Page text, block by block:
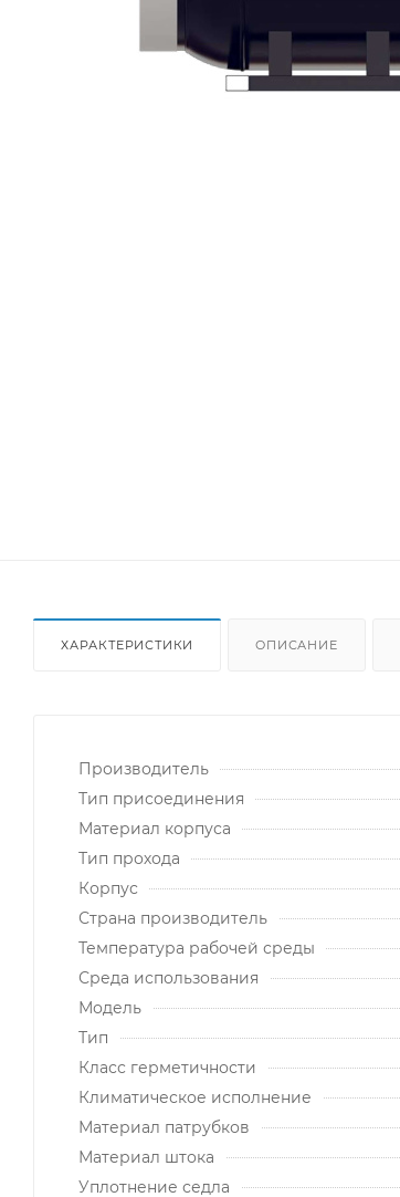
ХАРАКТЕРИСТИКИ ОПИСАНИЕ
Производитель
Тип присоединения
Материал корпуса
Тип прохода
Корпус
Страна производитель
Температура рабочей среды
Среда использования
Модель
Тип
Класс герметичности
Климатическое исполнение
Материал патрубков
Материал штока
Уплотнение седла